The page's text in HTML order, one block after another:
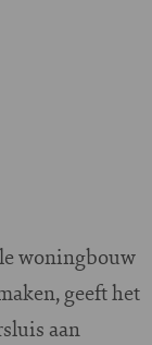
woningbouw
geeft het
aan